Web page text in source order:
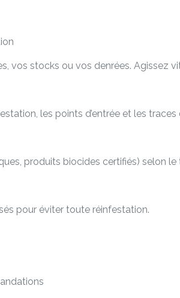
vos stocks ou vos denrées. Agissez
les points d’entrée et les traces
produits biocides certifiés) selon le
pour éviter toute réinfestation.